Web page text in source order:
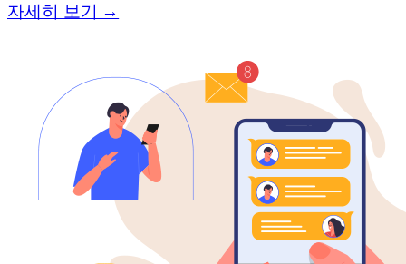
자세히 보기 →